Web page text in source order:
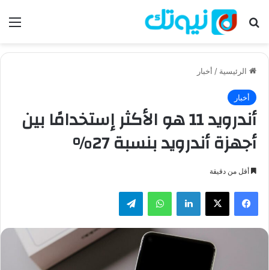
بحث عن
الرئيسية / أخبار
أخبار
أندرويد 11 هو الأكثر إستخدامًا بين
أجهزة أندرويد بنسبة 27%
أقل من دقيقة
فيسبوك ‫X لينكدإن واتساب تيلقرام